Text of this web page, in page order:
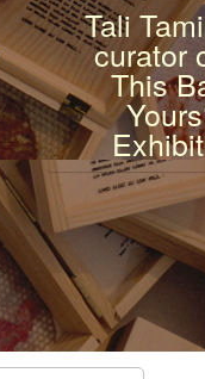
Tali
curator
This